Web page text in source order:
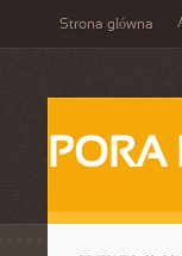
Strona główna
PORA